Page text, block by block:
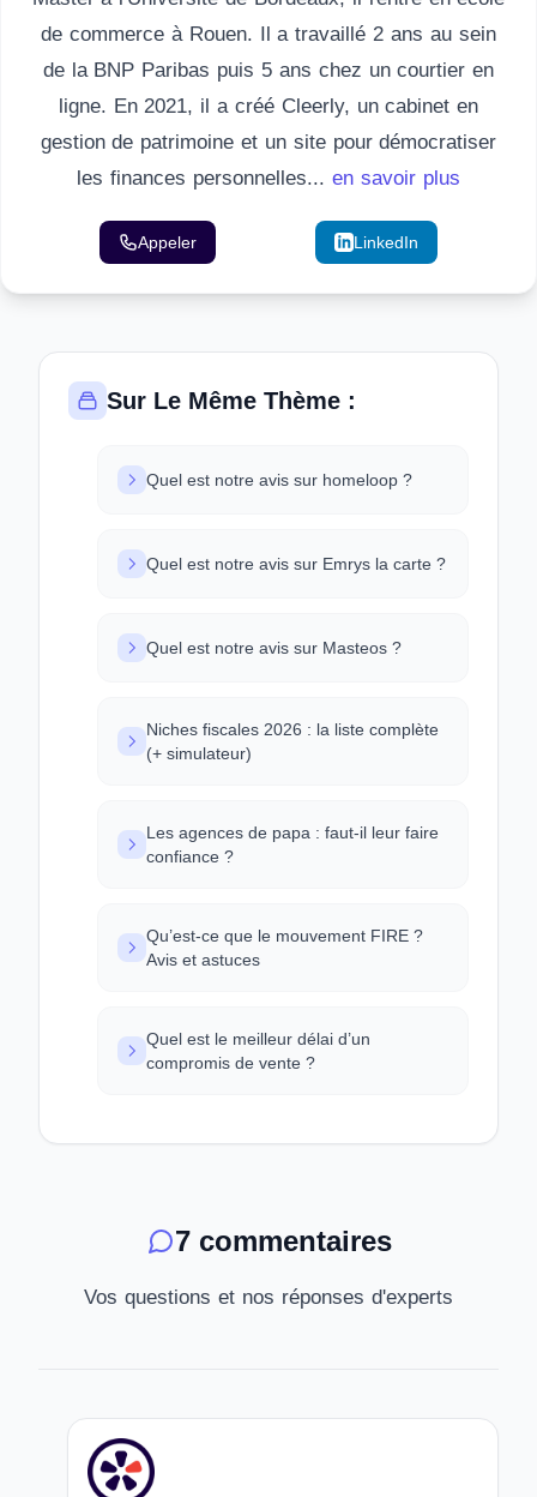
de commerce à Rouen. Il a travaillé 2 ans au sein
de la BNP Paribas puis 5 ans chez un courtier en
ligne. En 2021, il a créé Cleerly, un cabinet en
gestion de patrimoine et un site pour démocratiser
les finances personnelles... en savoir plus
Appeler LinkedIn
Sur Le Même Thème :
Quel est notre avis sur homeloop ?
Quel est notre avis sur Emrys la carte ?
Quel est notre avis sur Masteos ?
Niches fiscales 2026 : la liste complète
(+ simulateur)
Les agences de papa : faut-il leur faire
confiance ?
Qu’est-ce que le mouvement FIRE ?
Avis et astuces
Quel est le meilleur délai d’un
compromis de vente ?
7 commentaires
Vos questions et nos réponses d'experts